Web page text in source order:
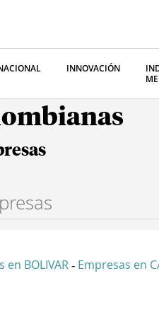
INNOVACIÓN
en BOLIVAR - Empresas en